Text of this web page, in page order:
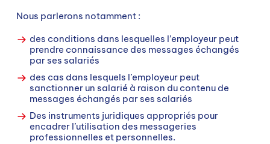
Nous parlerons notamment :
des conditions dans lesquelles l’employeur peut
prendre connaissance des messages échangés
par ses salariés
des cas dans lesquels l’employeur peut
sanctionner un salarié à raison du contenu de
messages échangés par ses salariés
Des instruments juridiques appropriés pour
encadrer l’utilisation des messageries
professionnelles et personnelles.